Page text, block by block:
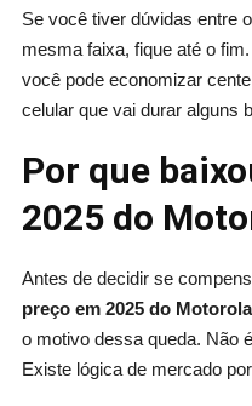
Se você tiver dúvidas entre
mesma faixa, fique até o
você pode economizar
celular que vai durar alguns
Por que
2025 do
Antes de decidir se
preço em 2025 do
o motivo dessa queda. Não
Existe lógica de mercado